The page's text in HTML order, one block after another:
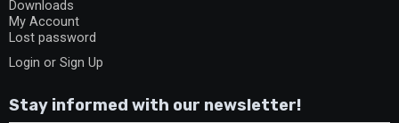
Downloads
My Account
Lost password
Login or Sign Up
Stay informed with our newsletter!